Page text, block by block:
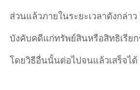
ส่วนแล้วภายในระยะเวลาดังกล่า
บังคับคดีแก่ทรัพย์สินหรือสิทธิเรีย
โดยวิธีอื่นนั้นต่อไปจนแล้วเสร็จได้